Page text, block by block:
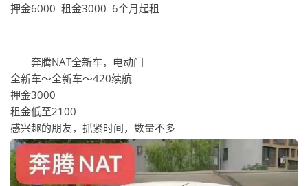
押金6000 租金3000 6个月起租
奔腾NAT全新车，电动门
全新车～全新车～420续航
押金3000
租金低至2100
感兴趣的朋友，抓紧时间，数量不多